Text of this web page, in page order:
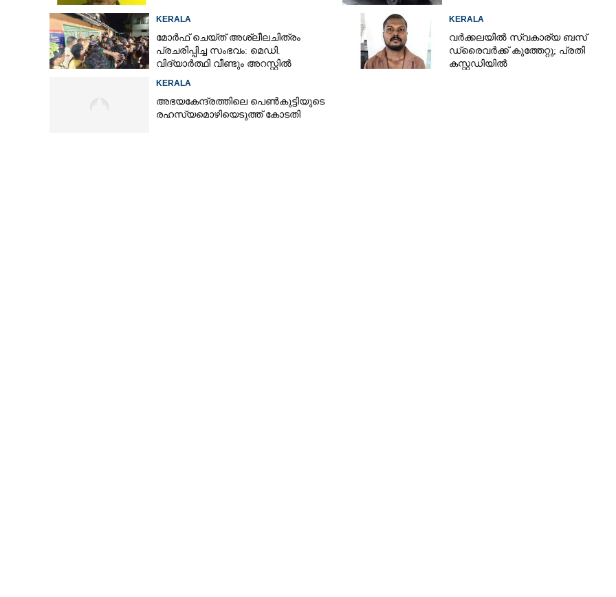
KERALA
മോർഫ് ചെയ്ത് അശ്ലീലചിത്രം
പ്രചരിപ്പിച്ച സംഭവം: മെഡി.
വിദ്യാർത്ഥി വീണ്ടും അറസ്റ്റിൽ
KERALA
വർക്കലയിൽ സ്വകാര്യ ബസ്
ഡ്രൈവർക്ക് കുത്തേറ്റു; പ്രതി
കസ്റ്റഡിയിൽ
KERALA
അഭയകേന്ദ്രത്തിലെ പെൺകുട്ടിയുടെ
രഹസ്യമൊഴിയെടുത്ത് കോടതി